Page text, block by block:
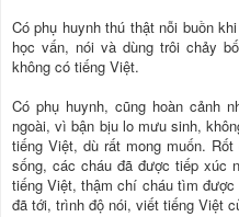
Có phụ huynh thú thật nỗi buồn
học vấn, nói và dùng trôi chảy
không có tiếng Việt.
Có phụ huynh, cũng hoàn cảnh
ngoài, vì bận bịu lo mưu sinh,
tiếng Việt, dù rất mong muốn.
sống, các cháu đã được tiếp xúc
tiếng Việt, thậm chí cháu tìm
đã tới, trình độ nói, viết tiếng Việt